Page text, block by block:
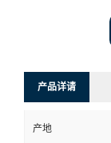
产品详请
产地